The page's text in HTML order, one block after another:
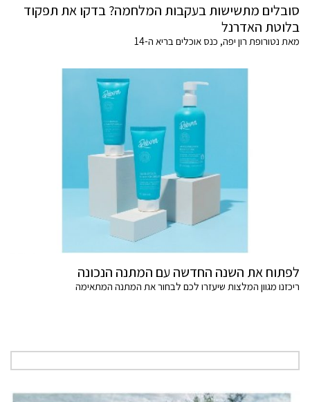
סובלים מתשישות בעקבות המלחמה? בדקו את תפקוד
בלוטת האדרנל
מאת נטורופת רון יפה, כנס אוכלים בריא ה-14
לפתוח את השנה החדשה עם המתנה הנכונה
ריכזנו מגוון המלצות שיעזרו לכם לבחור את המתנה המתאימה